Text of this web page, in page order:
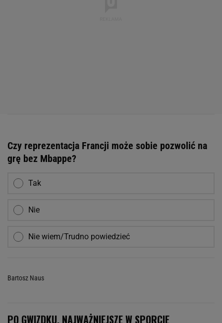
Czy reprezentacja Francji może sobie pozwolić na
grę bez Mbappe?
Tak
Nie
Nie wiem/Trudno powiedzieć
Bartosz Naus